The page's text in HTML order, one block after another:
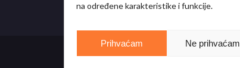
na određene karakteristike i funkcije.
Prihvaćam Ne prihvaćam